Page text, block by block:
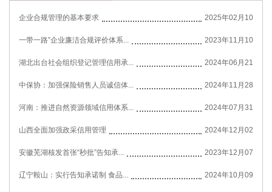
企业合规管理的基本要求 2025年02月10
一带一路”企业廉洁合规评价体系... 2023年11月10
湖北出台社会组织登记管理信用承... 2024年06月21
中保协：加强保险销售人员诚信体... 2024年11月28
河南：推进自然资源领域信用体系... 2024年07月31
山西全面加强政采信用管理 2024年12月02
安徽芜湖核发首张“秒批”告知承... 2023年12月07
辽宁鞍山：实行告知承诺制 食品... 2024年10月09